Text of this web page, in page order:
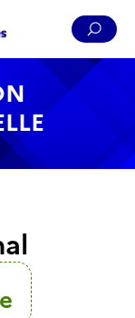
Pied de page